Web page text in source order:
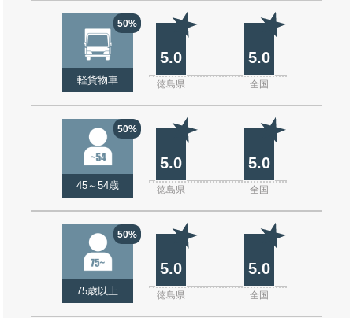
50%
軽貨物車
5.0 5.0
徳島県 全国
50%
45～54歳
5.0 5.0
徳島県 全国
50%
75歳以上
5.0 5.0
徳島県 全国